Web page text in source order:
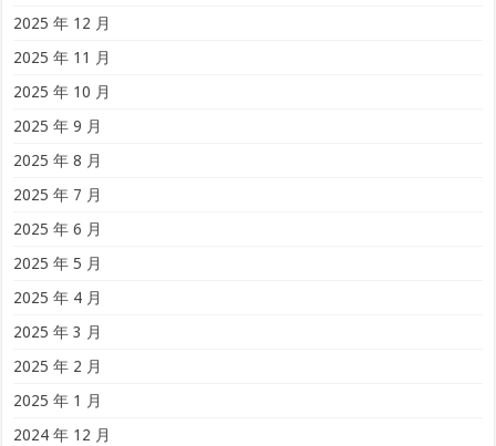
2025 年 12 月
2025 年 11 月
2025 年 10 月
2025 年 9 月
2025 年 8 月
2025 年 7 月
2025 年 6 月
2025 年 5 月
2025 年 4 月
2025 年 3 月
2025 年 2 月
2025 年 1 月
2024 年 12 月